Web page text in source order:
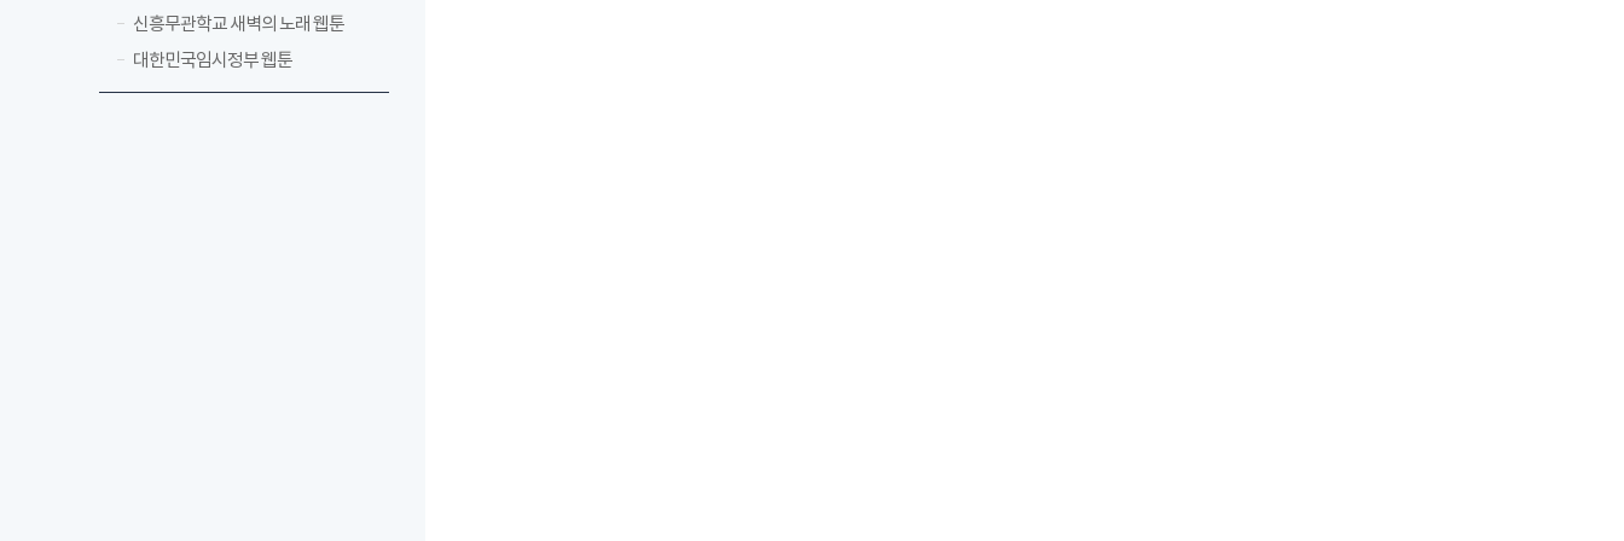
신흥무관학교 새벽의 노래 웹툰
대한민국임시정부 웹툰